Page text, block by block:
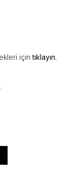
içintıklayın.